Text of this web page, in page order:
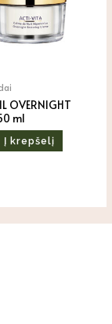
OVERNIGHT
ml
Į krepšelį